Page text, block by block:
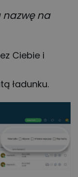
nazwę na
Ciebie i
ładunku.